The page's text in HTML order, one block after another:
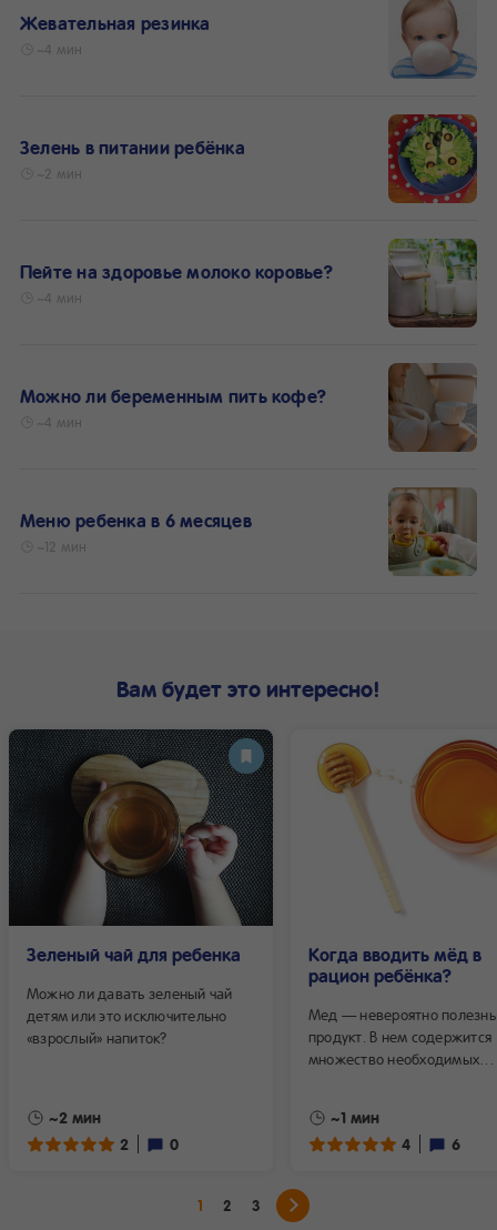
Жевательная резинка
~4 мин
Зелень в питании ребёнка
~2 мин
Пейте на здоровье молоко коровье?
~4 мин
Можно ли беременным пить кофе?
~4 мин
Меню ребенка в 6 месяцев
~12 мин
Вам будет это интересно!
Зеленый чай для ребенка
Можно ли давать зеленый чай
детям или это исключительно
«взрослый» напиток?
~2 мин
2
0
Когда вводить мёд в
рацион ребёнка?
Мед — невероятно
продукт. В нем содержится
множество необходимых
а вместо глюкозы —
Одна-две чайных ложки
Однако известно также,
~1 мин
4
6
1 2 3